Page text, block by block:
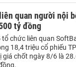
quan người nội
tỷ đồng
chức liên quan
18,4 triệu cổ phiếu
giá chốt ngày 8/6 là